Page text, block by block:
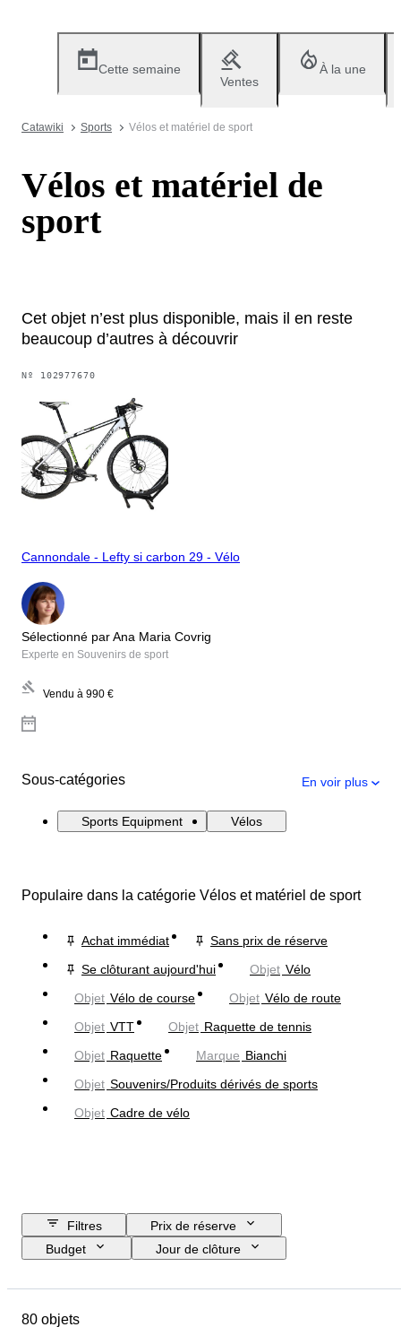
Cette semaine
Ventes
À la une
Catawiki Sports Vélos et matériel de sport
Vélos et matériel de
sport
Cet objet n’est plus disponible, mais il en reste
beaucoup d’autres à découvrir
Nº 102977670
Cannondale - Lefty si carbon 29 - Vélo
Sélectionné par Ana Maria Covrig
Experte en Souvenirs de sport
Vendu à 990 €
Sous-catégories En voir plus
Sports Equipment Vélos
Populaire dans la catégorie Vélos et matériel de sport
Achat immédiat
Sans prix de réserve
Se clôturant aujourd'hui
Objet Vélo
Objet Vélo de course Objet Vélo de route
Objet VTT Objet Raquette de tennis
Objet Raquette Marque Bianchi
Objet Souvenirs/Produits dérivés de sports
Objet Cadre de vélo
Filtres
Prix de réserve
Budget
Jour de clôture
État
80 objets